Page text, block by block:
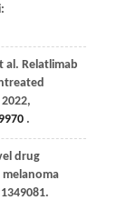
al. Relatlimab
2022,
.
drug